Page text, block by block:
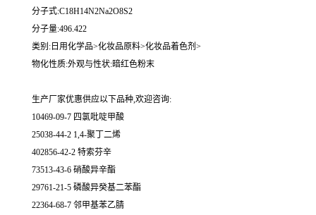
分子式:C18H14N2Na2O8S2
分子量:496.422
类别:日用化学品>化妆品原料>化妆品着色剂>
物化性质:外观与性状:暗红色粉末
生产厂家优惠供应以下品种,欢迎咨询:
10469-09-7 四氯吡啶甲酸
25038-44-2 1,4-聚丁二烯
402856-42-2 特索芬辛
73513-43-6 硝酸异辛酯
29761-21-5 磷酸异癸基二苯酯
22364-68-7 邻甲基苯乙腈